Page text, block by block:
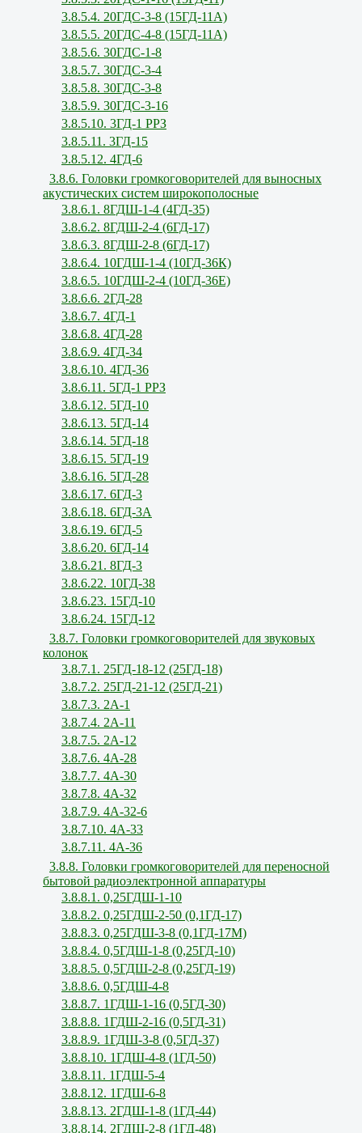
3.8.5.4. 20ГДС-3-8 (15ГД-11А)
3.8.5.5. 20ГДС-4-8 (15ГД-11А)
3.8.5.6. 30ГДС-1-8
3.8.5.7. 30ГДС-3-4
3.8.5.8. 30ГДС-3-8
3.8.5.9. 30ГДС-3-16
3.8.5.10. 3ГД-1 РРЗ
3.8.5.11. 3ГД-15
3.8.5.12. 4ГД-6
3.8.6. Головки громкоговорителей для выносных
акустических систем широкополосные
3.8.6.1. 8ГДШ-1-4 (4ГД-35)
3.8.6.2. 8ГДШ-2-4 (6ГД-17)
3.8.6.3. 8ГДШ-2-8 (6ГД-17)
3.8.6.4. 10ГДШ-1-4 (10ГД-36К)
3.8.6.5. 10ГДШ-2-4 (10ГД-36Е)
3.8.6.6. 2ГД-28
3.8.6.7. 4ГД-1
3.8.6.8. 4ГД-28
3.8.6.9. 4ГД-34
3.8.6.10. 4ГД-36
3.8.6.11. 5ГД-1 РРЗ
3.8.6.12. 5ГД-10
3.8.6.13. 5ГД-14
3.8.6.14. 5ГД-18
3.8.6.15. 5ГД-19
3.8.6.16. 5ГД-28
3.8.6.17. 6ГД-3
3.8.6.18. 6ГД-3А
3.8.6.19. 6ГД-5
3.8.6.20. 6ГД-14
3.8.6.21. 8ГД-3
3.8.6.22. 10ГД-38
3.8.6.23. 15ГД-10
3.8.6.24. 15ГД-12
3.8.7. Головки громкоговорителей для звуковых
колонок
3.8.7.1. 25ГД-18-12 (25ГД-18)
3.8.7.2. 25ГД-21-12 (25ГД-21)
3.8.7.3. 2А-1
3.8.7.4. 2А-11
3.8.7.5. 2А-12
3.8.7.6. 4А-28
3.8.7.7. 4А-30
3.8.7.8. 4А-32
3.8.7.9. 4А-32-6
3.8.7.10. 4А-33
3.8.7.11. 4А-36
3.8.8. Головки громкоговорителей для переносной
бытовой радиоэлектронной аппаратуры
3.8.8.1. 0,25ГДШ-1-10
3.8.8.2. 0,25ГДШ-2-50 (0,1ГД-17)
3.8.8.3. 0,25ГДШ-3-8 (0,1ГД-17М)
3.8.8.4. 0,5ГДШ-1-8 (0,25ГД-10)
3.8.8.5. 0,5ГДШ-2-8 (0,25ГД-19)
3.8.8.6. 0,5ГДШ-4-8
3.8.8.7. 1ГДШ-1-16 (0,5ГД-30)
3.8.8.8. 1ГДШ-2-16 (0,5ГД-31)
3.8.8.9. 1ГДШ-3-8 (0,5ГД-37)
3.8.8.10. 1ГДШ-4-8 (1ГД-50)
3.8.8.11. 1ГДШ-5-4
3.8.8.12. 1ГДШ-6-8
3.8.8.13. 2ГДШ-1-8 (1ГД-44)
3.8.8.14. 2ГДШ-2-8 (1ГД-48)